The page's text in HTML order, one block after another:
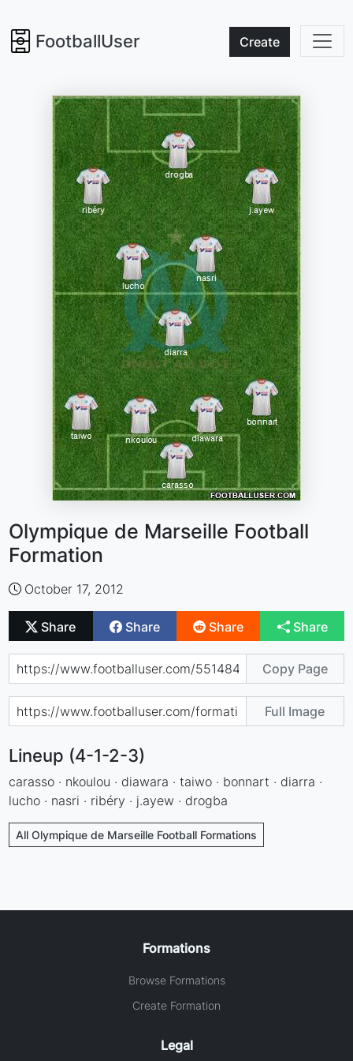
FootballUser Create
Olympique de Marseille Football
Formation
October 17, 2012
Share Share Share Share
Copy Page
Full Image
Lineup (4-1-2-3)
carasso · nkoulou · diawara · taiwo · bonnart · diarra ·
lucho · nasri · ribéry · j.ayew · drogba
All Olympique de Marseille Football Formations
Formations
Browse Formations
Create Formation
Legal